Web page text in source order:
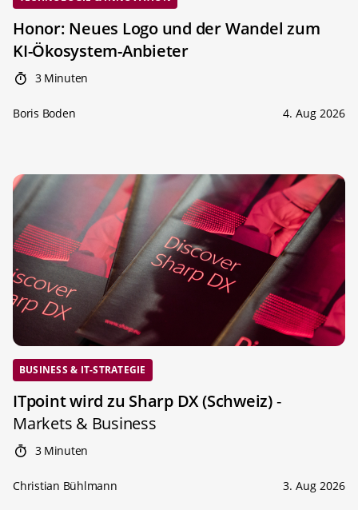
Honor: Neues Logo und der Wandel zum
KI-Ökosystem-Anbieter
3 Minuten
Boris Boden 4. Aug 2026
BUSINESS & IT-STRATEGIE
ITpoint wird zu Sharp DX (Schweiz)-
Markets & Business
3 Minuten
Christian Bühlmann 3. Aug 2026